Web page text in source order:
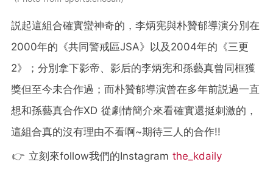
説起這組合確實蠻神奇的，李炳宪與朴贊郁導演分別在
2000年的《共同警戒區JSA》以及2004年的《三更
2》；分別拿下影帝、影后的李炳宪和孫藝真曾同框獲
獎但至今未合作過；而朴贊郁導演曾在多年前説過一直
想和孫藝真合作XD 從劇情簡介來看確實還挺刺激的，
這組合真的沒有理由不看啊~期待三人的合作!!
👉 立刻來follow我們的Instagram the_kdaily